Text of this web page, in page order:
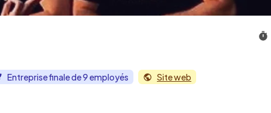
Entreprise finale de 9 employés
Site web